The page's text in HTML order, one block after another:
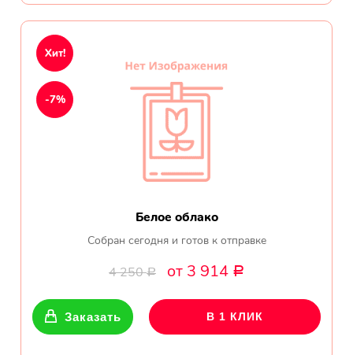
Белое облако
Собран сегодня и готов к отправке
4 250Р от 3 914 Р
Хит!
-7%
Заказать В 1 КЛИК